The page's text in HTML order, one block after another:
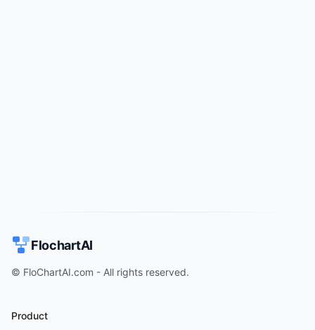
FlochartAI
© FloChartAI.com - All rights reserved.
Product